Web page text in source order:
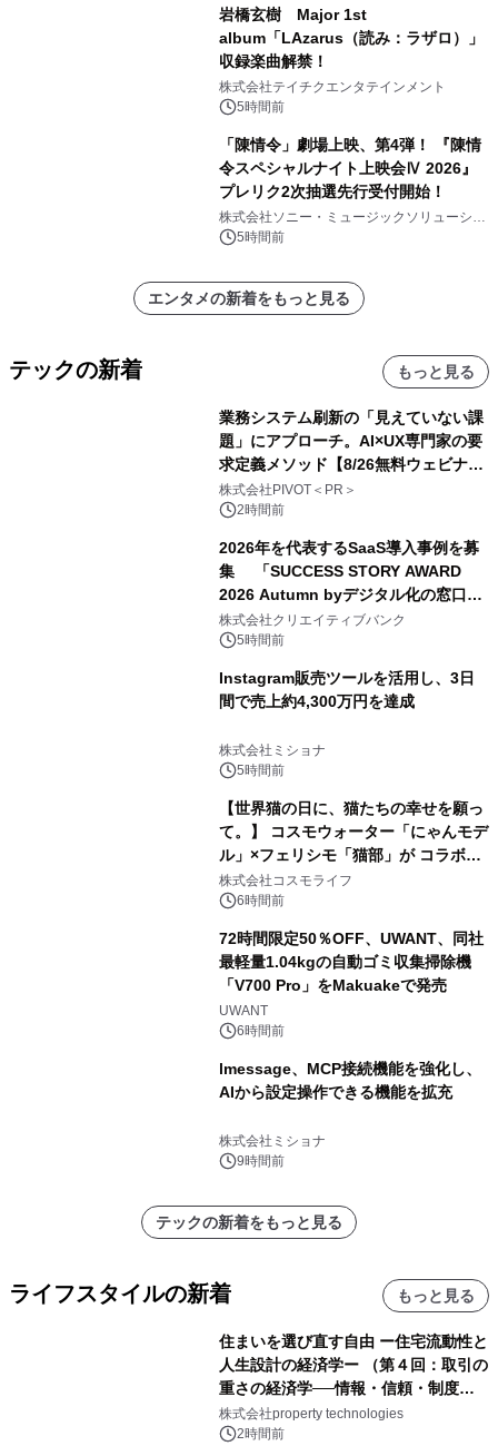
岩橋玄樹 Major 1st
album「LAzarus（読み：ラザロ）」
収録楽曲解禁！
株式会社テイチクエンタテインメント
5時間前
「陳情令」劇場上映、第4弾！ 『陳情
令スペシャルナイト上映会Ⅳ 2026』
プレリク2次抽選先行受付開始！
株式会社ソニー・ミュージックソリューショ
ンズ5時間前
エンタメの新着をもっと見る
テックの新着 もっと見る
業務システム刷新の「見えていない課
題」にアプローチ。AI×UX専門家の要
求定義メソッド【8/26無料ウェビナ
ー】株式会社PIVOT
株式会社PIVOT＜PR＞
2時間前
2026年を代表するSaaS導入事例を募
集 「SUCCESS STORY AWARD
2026 Autumn byデジタル化の窓口」
開催
株式会社クリエイティブバンク
5時間前
Instagram販売ツールを活用し、3日
間で売上約4,300万円を達成
株式会社ミショナ
5時間前
【世界猫の日に、猫たちの幸せを願っ
て。】 コスモウォーター「にゃんモデ
ル」×フェリシモ「猫部」が コラボキ
ャンペーンを実施
株式会社コスモライフ
6時間前
72時間限定50％OFF、UWANT、同社
最軽量1.04kgの自動ゴミ収集掃除機
「V700 Pro」をMakuakeで発売
UWANT
6時間前
lmessage、MCP接続機能を強化し、
AIから設定操作できる機能を拡充
株式会社ミショナ
9時間前
テックの新着をもっと見る
ライフスタイルの新着 もっと見る
住まいを選び直す自由 ー住宅流動性と
人生設計の経済学ー （第４回：取引の
重さの経済学──情報・信頼・制度を
PropTechはどう組み替えるか）｜
PropTech-Lab
株式会社property technologies
2時間前